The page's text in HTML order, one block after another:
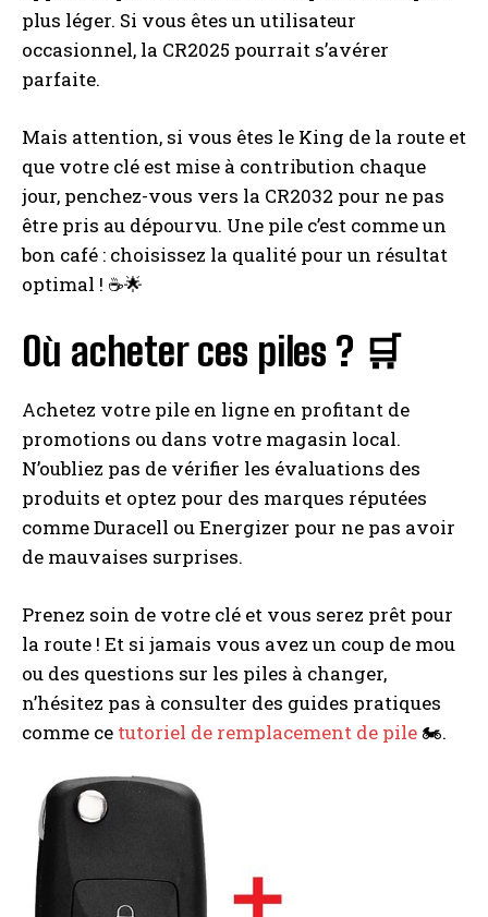
I WANT IN
I've read and accept the Privacy Policy
d’après nos essais
plus léger. Si vous êtes un utilisateur
occasionnel, la CR2025 pourrait s’avérer
parfaite.
Mais attention, si vous êtes le King de la route et
que votre clé est mise à contribution chaque
jour, penchez-vous vers la CR2032 pour ne pas
être pris au dépourvu. Une pile c’est comme un
bon café : choisissez la qualité pour un résultat
optimal ! ☕️🌟
Où acheter ces piles ? 🛒
Achetez votre pile en ligne en profitant de
promotions ou dans votre magasin local.
N’oubliez pas de vérifier les évaluations des
produits et optez pour des marques réputées
comme Duracell ou Energizer pour ne pas avoir
de mauvaises surprises.
Prenez soin de votre clé et vous serez prêt pour
la route ! Et si jamais vous avez un coup de mou
ou des questions sur les piles à changer,
n’hésitez pas à consulter des guides pratiques
comme ce tutoriel de remplacement de pile 🏍️.